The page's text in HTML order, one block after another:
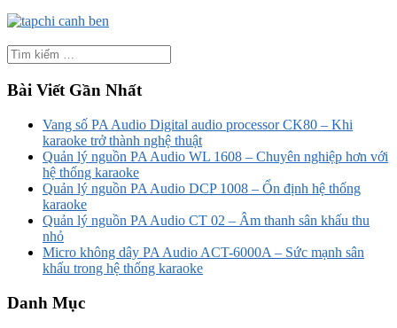
Bài Viết Gần Nhất
Vang số PA Audio Digital audio processor CK80 – Khi
karaoke trở thành nghệ thuật
Quản lý nguồn PA Audio WL 1608 – Chuyên nghiệp hơn với
hệ thống karaoke
Quản lý nguồn PA Audio DCP 1008 – Ổn định hệ thống
karaoke
Quản lý nguồn PA Audio CT 02 – Âm thanh sân khấu thu
nhỏ
Micro không dây PA Audio ACT-6000A – Sức mạnh sân
khấu trong hệ thống karaoke
Danh Mục